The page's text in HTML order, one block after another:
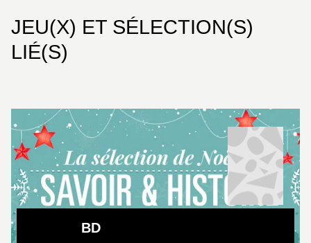
JEU(X) ET SÉLECTION(S)
LIÉ(S)
BD